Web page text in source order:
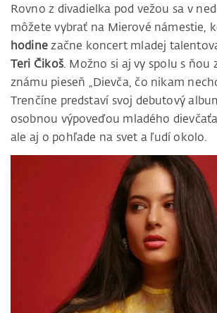
Rovno z divadielka pod vežou sa v
môžete vybrať na Mierové námestie,
hodinezačne koncert mladej
Teri Čikoš. Možno si aj vy spolu s ňou
známu pieseň „Dievča, čo nikam
Trenčíne predstaví svoj debutový
osobnou výpoveďou mladého
ale aj o pohľade na svet a ľudí okolo.